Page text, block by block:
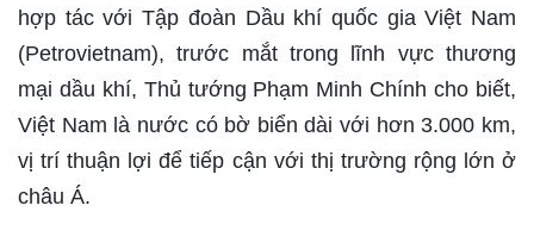
hợp tác với Tập đoàn Dầu khí quốc gia Việt Nam
(Petrovietnam), trước mắt trong lĩnh vực thương
mại dầu khí, Thủ tướng Phạm Minh Chính cho biết,
Việt Nam là nước có bờ biển dài với hơn 3.000 km,
vị trí thuận lợi để tiếp cận với thị trường rộng lớn ở
châu Á.